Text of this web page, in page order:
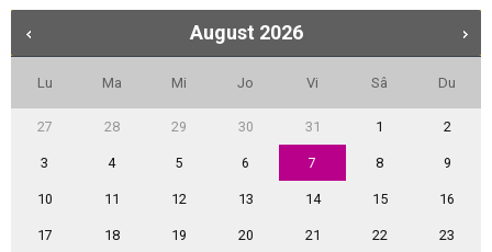
August 2026
Lu Ma Mi Jo Vi Sâ Du
27 28 29 30 31 1 2
3 4 5 6 7 8 9
10 11 12 13 14 15 16
17 18 19 20 21 22 23